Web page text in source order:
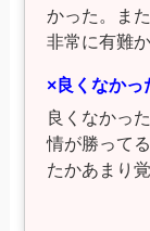
かった。ま
非常に有難か
×良くなかっ
良くなかっ
情が勝って
たかあまり